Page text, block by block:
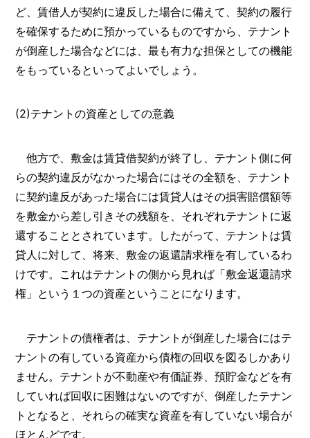
ど、賃借人が契約に違反した場合に備えて、契約の履行
を確保するために預かっているものですから、テナント
が倒産した場合などには、最も有力な担保としての機能
をもっているといってよいでしょう。
(2)テナントの資産としての意義
他方で、敷金は賃貸借契約が終了し、テナント側に何
らの契約違反がなかった場合にはその全額を、テナント
に契約違反があった場合には賃貸人はその損害賠償額等
を敷金から差し引きその残額を、それぞれテナントに返
還することとされています。したがって、テナントは賃
貸人に対して、将来、敷金の返還請求権を有しているわ
けです。これはテナントの側から見れば「敷金返還請求
権」という１つの資産ということになります。
テナントの債権者は、テナントが倒産した場合にはテ
ナントの有している資産から債権の回収を図るしかあり
ません。テナントが不動産や有価証券、預貯金などを有
していれば回収に困難はないのですが、倒産したテナン
トとなると、それらの確実な資産を有していない場合が
ほとんどです。